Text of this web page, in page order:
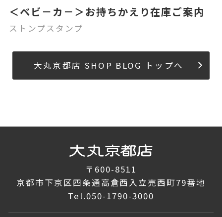
＜ベビ－カ－＞お持ちかえり在庫ご案内
ストンプスタンプ
大丸京都店 SHOP BLOG トップへ
〒600-8511
京都市下京区四条通高倉西入立売西町79番地
Tel.050-1790-3000